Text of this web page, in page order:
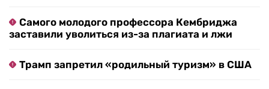
Самого молодого профессора Кембриджа
заставили уволиться из-за плагиата и лжи
Трамп запретил «родильный туризм» в США